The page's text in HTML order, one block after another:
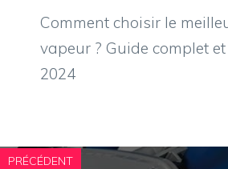
Comment choisir le
vapeur ? Guide complet
2024
PRÉCÉDENT